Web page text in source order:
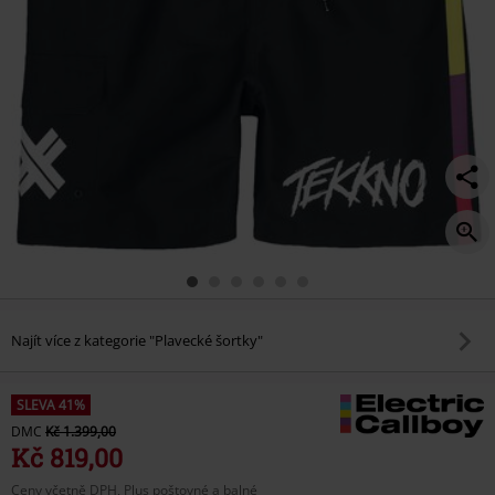
Najít více z kategorie "Plavecké šortky"
SLEVA 41%
DMC Kč 1.399,00
Kč 819,00
Ceny včetně DPH, Plus poštovné a balné